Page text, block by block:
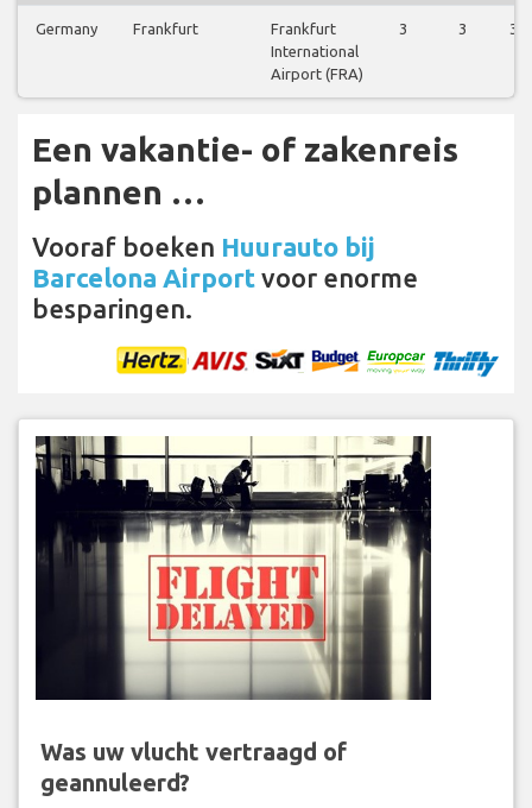
Germany Frankfurt
Frankfurt
International
Airport (FRA)
3 3 3
Een vakantie- of zakenreis
plannen …
Vooraf boeken Huurauto bij
Barcelona Airport voor enorme
besparingen.
Was uw vlucht vertraagd of
geannuleerd?